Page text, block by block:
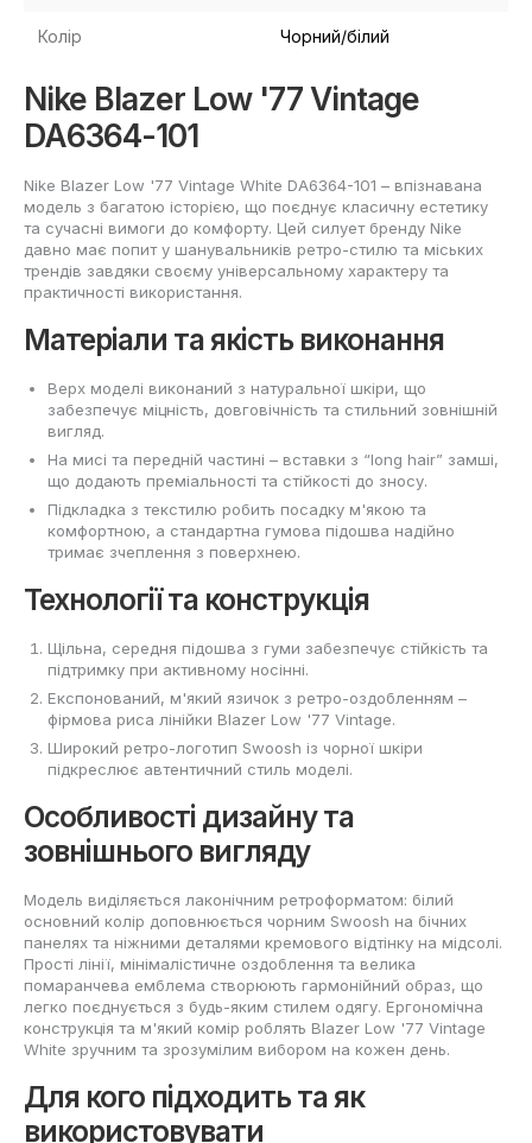
Колір Чорний/білий
Nike Blazer Low '77 Vintage
DA6364-101
Nike Blazer Low '77 Vintage White DA6364-101 – впізнавана
модель з багатою історією, що поєднує класичну естетику
та сучасні вимоги до комфорту. Цей силует бренду Nike
давно має попит у шанувальників ретро-стилю та міських
трендів завдяки своєму універсальному характеру та
практичності використання.
Матеріали та якість виконання
Верх моделі виконаний з натуральної шкіри, що
забезпечує міцність, довговічність та стильний зовнішній
вигляд.
На мисі та передній частині – вставки з “long hair” замші,
що додають преміальності та стійкості до зносу.
Підкладка з текстилю робить посадку м'якою та
комфортною, а стандартна гумова підошва надійно
тримає зчеплення з поверхнею.
Технології та конструкція
Щільна, середня підошва з гуми забезпечує стійкість та
підтримку при активному носінні.
Експонований, м'який язичок з ретро-оздобленням –
фірмова риса лінійки Blazer Low '77 Vintage.
Широкий ретро-логотип Swoosh із чорної шкіри
підкреслює автентичний стиль моделі.
Особливості дизайну та
зовнішнього вигляду
Модель виділяється лаконічним ретроформатом: білий
основний колір доповнюється чорним Swoosh на бічних
панелях та ніжними деталями кремового відтінку на мідсолі.
Прості лінії, мінімалістичне оздоблення та велика
помаранчева емблема створюють гармонійний образ, що
легко поєднується з будь-яким стилем одягу. Ергономічна
конструкція та м'який комір роблять Blazer Low '77 Vintage
White зручним та зрозумілим вибором на кожен день.
Для кого підходить та як
використовувати